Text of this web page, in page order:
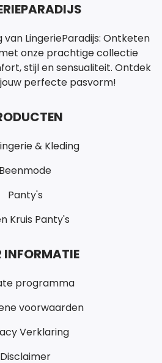
LingerieParadijs: Ontketen
onze prachtige collectie
stijl en sensualiteit. Ontdek
perfecte pasvorm!
& Kleding
Beenmode
Panty's
Kruis Panty's
INFORMATIE
programma
voorwaarden
Verklaring
Disclaimer